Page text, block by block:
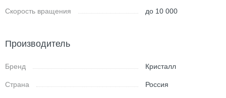
Скорость вращения до 10 000
Производитель
Бренд Кристалл
Страна Россия